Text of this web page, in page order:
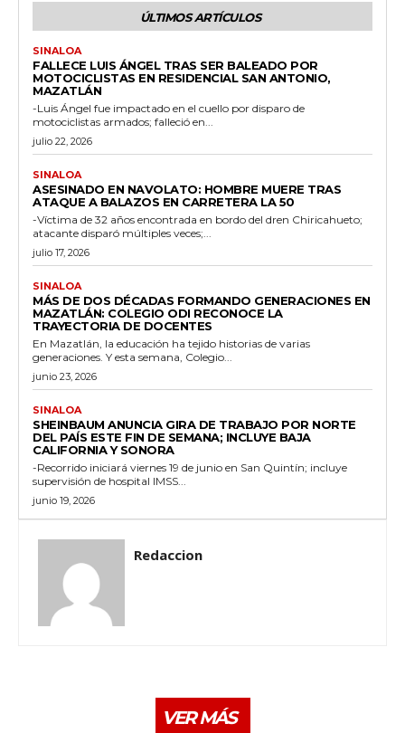
ÚLTIMOS ARTÍCULOS
SINALOA
FALLECE LUIS ÁNGEL TRAS SER BALEADO POR
MOTOCICLISTAS EN RESIDENCIAL SAN ANTONIO,
MAZATLÁN
-Luis Ángel fue impactado en el cuello por disparo de
motociclistas armados; falleció en...
julio 22, 2026
SINALOA
ASESINADO EN NAVOLATO: HOMBRE MUERE TRAS
ATAQUE A BALAZOS EN CARRETERA LA 50
-Víctima de 32 años encontrada en bordo del dren Chiricahueto;
atacante disparó múltiples veces;...
julio 17, 2026
SINALOA
MÁS DE DOS DÉCADAS FORMANDO GENERACIONES EN
MAZATLÁN: COLEGIO ODI RECONOCE LA
TRAYECTORIA DE DOCENTES
En Mazatlán, la educación ha tejido historias de varias
generaciones. Y esta semana, Colegio...
junio 23, 2026
SINALOA
SHEINBAUM ANUNCIA GIRA DE TRABAJO POR NORTE
DEL PAÍS ESTE FIN DE SEMANA; INCLUYE BAJA
CALIFORNIA Y SONORA
-Recorrido iniciará viernes 19 de junio en San Quintín; incluye
supervisión de hospital IMSS...
junio 19, 2026
Redaccion
VER MÁS